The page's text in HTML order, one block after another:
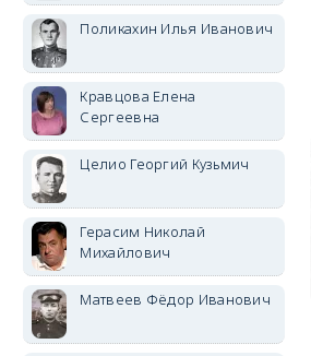
Поликахин Илья Иванович
Кравцова Елена
Сергеевна
Целио Георгий Кузьмич
Герасим Николай
Михайлович
Матвеев Фёдор Иванович